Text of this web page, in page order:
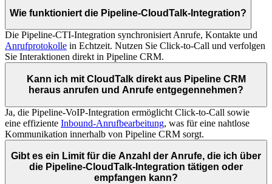
Wie funktioniert die Pipeline-CloudTalk-Integration?
Die Pipeline-CTI-Integration synchronisiert Anrufe, Kontakte und
Anrufprotokolle in Echtzeit. Nutzen Sie Click-to-Call und verfolgen
Sie Interaktionen direkt in Pipeline CRM.
Kann ich mit CloudTalk direkt aus Pipeline CRM
heraus anrufen und Anrufe entgegennehmen?
Ja, die Pipeline-VoIP-Integration ermöglicht Click-to-Call sowie
eine effiziente Inbound-Anrufbearbeitung, was für eine nahtlose
Kommunikation innerhalb von Pipeline CRM sorgt.
Gibt es ein Limit für die Anzahl der Anrufe, die ich über
die Pipeline-CloudTalk-Integration tätigen oder
empfangen kann?